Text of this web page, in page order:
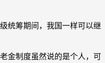
统筹期间，我国一样可以继
金制度虽然说的是个人，可